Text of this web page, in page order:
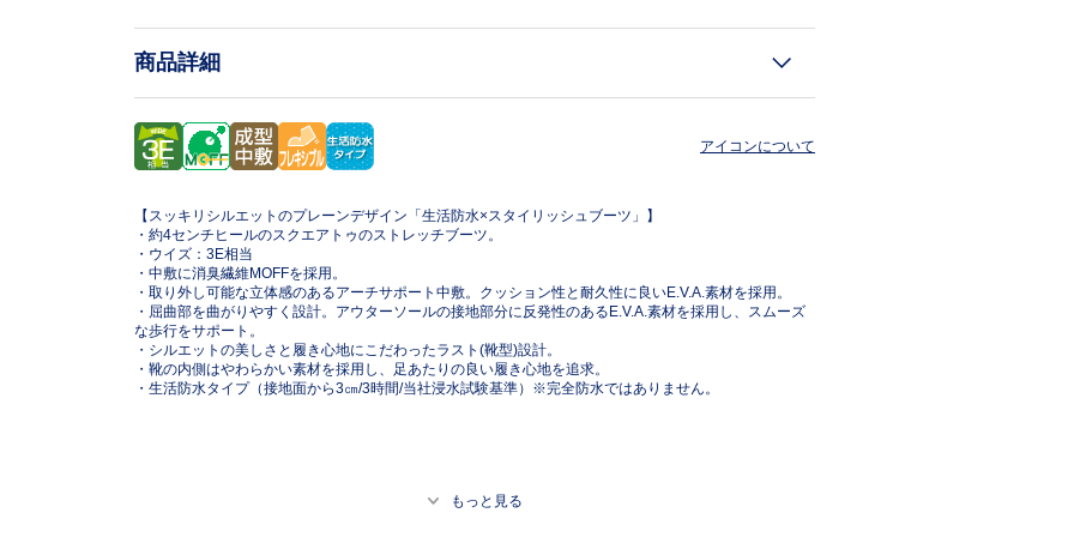
商品詳細
アイコンについて
【スッキリシルエットのプレーンデザイン「生活防水×スタイリッシュブーツ」】
・約4センチヒールのスクエアトゥのストレッチブーツ。
・ウイズ：3E相当
・中敷に消臭繊維MOFFを採用。
・取り外し可能な立体感のあるアーチサポート中敷。クッション性と耐久性に良いE.V.A.素材を採用。
・屈曲部を曲がりやすく設計。アウターソールの接地部分に反発性のあるE.V.A.素材を採用し、スムーズ
な歩行をサポート。
・シルエットの美しさと履き心地にこだわったラスト(靴型)設計。
・靴の内側はやわらかい素材を採用し、足あたりの良い履き心地を追求。
・生活防水タイプ（接地面から3㎝/3時間/当社浸水試験基準）※完全防水ではありません。
もっと見る